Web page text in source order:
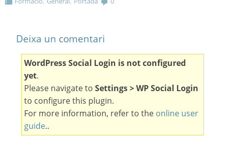
Deixa un comentari
WordPress Social Login is not configured
yet.
Please navigate to Settings > WP Social Login
to configure this plugin.
For more information, refer to the online user
guide..